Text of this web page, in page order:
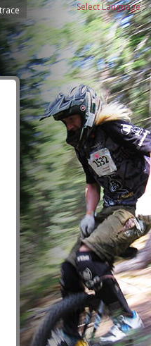
Zapomenuté heslo?
Select Language▼